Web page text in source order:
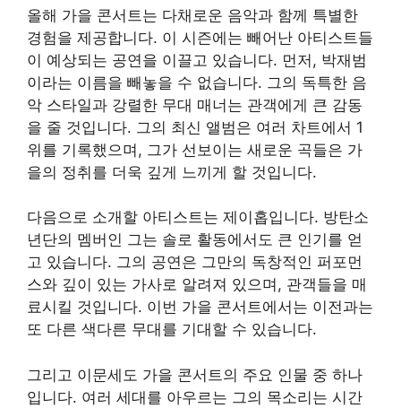
올해 가을 콘서트는 다채로운 음악과 함께 특별한
경험을 제공합니다. 이 시즌에는 빼어난 아티스트들
이 예상되는 공연을 이끌고 있습니다. 먼저, 박재범
이라는 이름을 빼놓을 수 없습니다. 그의 독특한 음
악 스타일과 강렬한 무대 매너는 관객에게 큰 감동
을 줄 것입니다. 그의 최신 앨범은 여러 차트에서 1
위를 기록했으며, 그가 선보이는 새로운 곡들은 가
을의 정취를 더욱 깊게 느끼게 할 것입니다.
다음으로 소개할 아티스트는 제이홉입니다. 방탄소
년단의 멤버인 그는 솔로 활동에서도 큰 인기를 얻
고 있습니다. 그의 공연은 그만의 독창적인 퍼포먼
스와 깊이 있는 가사로 알려져 있으며, 관객들을 매
료시킬 것입니다. 이번 가을 콘서트에서는 이전과는
또 다른 색다른 무대를 기대할 수 있습니다.
그리고 이문세도 가을 콘서트의 주요 인물 중 하나
입니다. 여러 세대를 아우르는 그의 목소리는 시간